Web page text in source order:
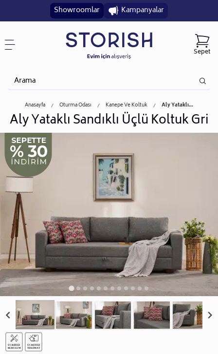
Showroomlar Kampanyalar
Sepet
Anasayfa Oturma Odası Kanepe Ve Koltuk Aly Yataklı...
Aly Yataklı Sandıklı Üçlü Koltuk Gri